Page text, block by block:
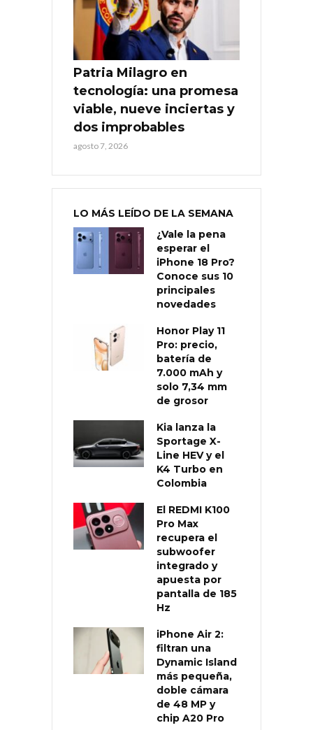
Patria Milagro en
tecnología: una promesa
viable, nueve inciertas y
dos improbables
agosto 7, 2026
LO MÁS LEÍDO DE LA SEMANA
¿Vale la pena
esperar el
iPhone 18 Pro?
Conoce sus 10
principales
novedades
Honor Play 11
Pro: precio,
batería de
7.000 mAh y
solo 7,34 mm
de grosor
Kia lanza la
Sportage X-
Line HEV y el
K4 Turbo en
Colombia
El REDMI K100
Pro Max
recupera el
subwoofer
integrado y
apuesta por
pantalla de 185
Hz
iPhone Air 2:
filtran una
Dynamic Island
más pequeña,
doble cámara
de 48 MP y
chip A20 Pro